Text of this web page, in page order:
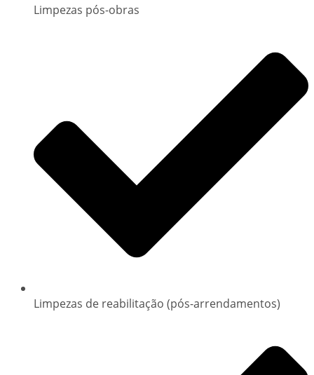
Limpezas pós-obras
Limpezas de reabilitação (pós-arrendamentos)